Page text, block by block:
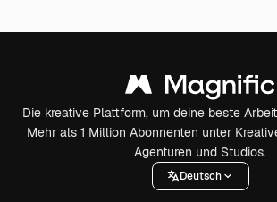
Die kreative Plattform, um deine beste
Mehr als 1 Million Abonnenten unter
Agenturen und Studios.
Deutsch